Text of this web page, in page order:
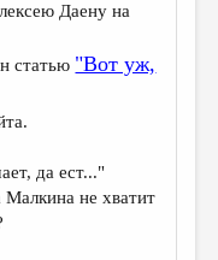
Даену на
статью "Вот уж,
да ест..."
не хватит